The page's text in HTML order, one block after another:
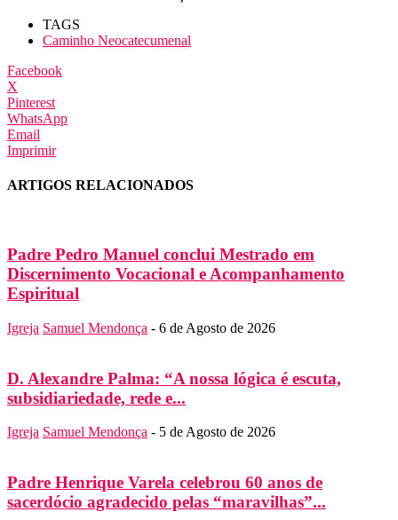
TAGS
Caminho Neocatecumenal
Facebook
X
Pinterest
WhatsApp
Email
Imprimir
ARTIGOS RELACIONADOS
Padre Pedro Manuel conclui Mestrado em
Discernimento Vocacional e Acompanhamento
Espiritual
Igreja Samuel Mendonça - 6 de Agosto de 2026
D. Alexandre Palma: “A nossa lógica é escuta,
subsidiariedade, rede e...
Igreja Samuel Mendonça - 5 de Agosto de 2026
Padre Henrique Varela celebrou 60 anos de
sacerdócio agradecido pelas “maravilhas”...